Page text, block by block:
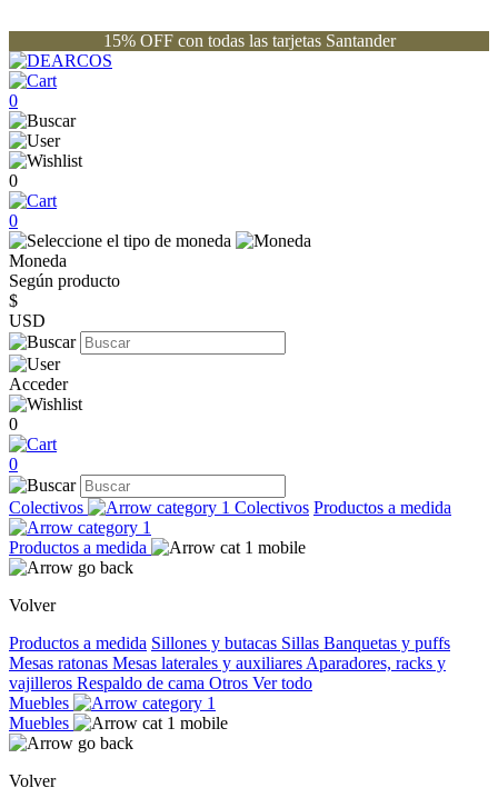
15% OFF con todas las tarjetas Santander
0
0
0
Moneda
Según producto
$
USD
Acceder
0
0
Colectivos Colectivos Productos a medida
Productos a medida
Volver
Productos a medida Sillones y butacas Sillas Banquetas y puffs
Mesas ratonas Mesas laterales y auxiliares Aparadores, racks y
vajilleros Respaldo de cama Otros Ver todo
Muebles
Muebles
Volver